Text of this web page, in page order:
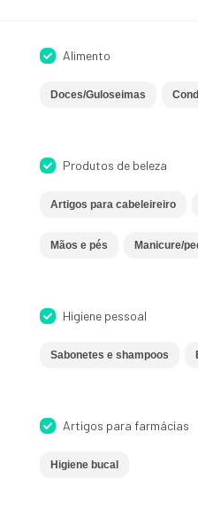
Alimento
Doces/Guloseimas
Produtos de beleza
Artigos para cabeleireiro
Mãos e pés Manicure/
Higiene pessoal
Sabonetes e shampoos
Artigos para farmácias
Higiene bucal